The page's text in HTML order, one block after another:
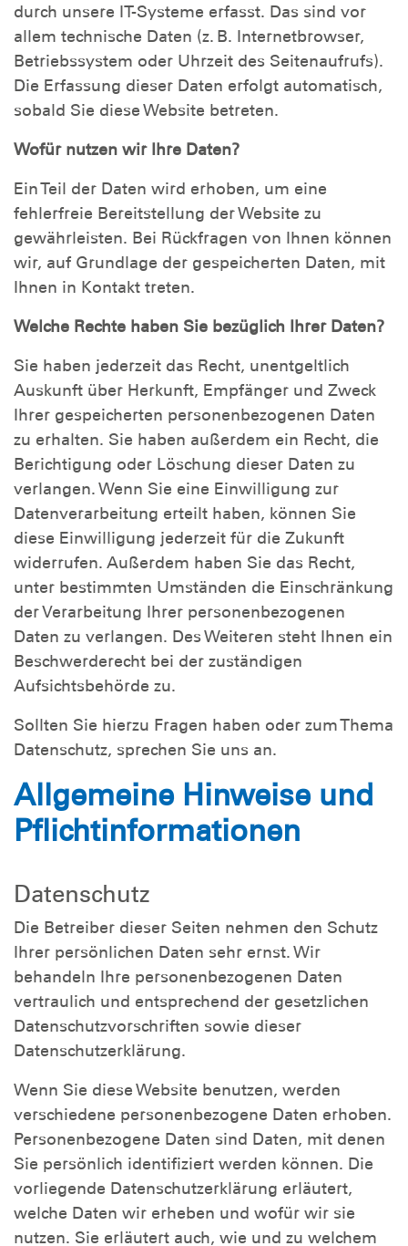
durch unsere IT-Systeme erfasst. Das sind vor
allem technische Daten (z. B. Internetbrowser,
Betriebssystem oder Uhrzeit des Seitenaufrufs).
Die Erfassung dieser Daten erfolgt automatisch,
sobald Sie diese Website betreten.
Wofür nutzen wir Ihre Daten?
Ein Teil der Daten wird erhoben, um eine
fehlerfreie Bereitstellung der Website zu
gewährleisten. Bei Rückfragen von Ihnen können
wir, auf Grundlage der gespeicherten Daten, mit
Ihnen in Kontakt treten.
Welche Rechte haben Sie bezüglich Ihrer Daten?
Sie haben jederzeit das Recht, unentgeltlich
Auskunft über Herkunft, Empfänger und Zweck
Ihrer gespeicherten personenbezogenen Daten
zu erhalten. Sie haben außerdem ein Recht, die
Berichtigung oder Löschung dieser Daten zu
verlangen. Wenn Sie eine Einwilligung zur
Datenverarbeitung erteilt haben, können Sie
diese Einwilligung jederzeit für die Zukunft
widerrufen. Außerdem haben Sie das Recht,
unter bestimmten Umständen die Einschränkung
der Verarbeitung Ihrer personenbezogenen
Daten zu verlangen. Des Weiteren steht Ihnen ein
Beschwerderecht bei der zuständigen
Aufsichtsbehörde zu.
Sollten Sie hierzu Fragen haben oder zum Thema
Datenschutz, sprechen Sie uns an.
Allgemeine Hinweise und
Pflichtinformationen
Datenschutz
Die Betreiber dieser Seiten nehmen den Schutz
Ihrer persönlichen Daten sehr ernst. Wir
behandeln Ihre personenbezogenen Daten
vertraulich und entsprechend der gesetzlichen
Datenschutzvorschriften sowie dieser
Datenschutzerklärung.
Wenn Sie diese Website benutzen, werden
verschiedene personenbezogene Daten erhoben.
Personenbezogene Daten sind Daten, mit denen
Sie persönlich identifiziert werden können. Die
vorliegende Datenschutzerklärung erläutert,
welche Daten wir erheben und wofür wir sie
nutzen. Sie erläutert auch, wie und zu welchem